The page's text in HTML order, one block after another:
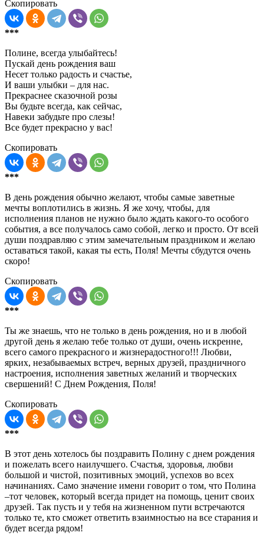
Скопировать
***
Полине, всегда улыбайтесь!
Пускай день рождения ваш
Несет только радость и счастье,
И ваши улыбки – для нас.
Прекраснее сказочной розы
Вы будьте всегда, как сейчас,
Навеки забудьте про слезы!
Все будет прекрасно у вас!
Скопировать
***
В день рождения обычно желают, чтобы самые заветные
мечты воплотились в жизнь. Я же хочу, чтобы, для
исполнения планов не нужно было ждать какого-то особого
события, а все получалось само собой, легко и просто. От всей
души поздравляю с этим замечательным праздником и желаю
оставаться такой, какая ты есть, Поля! Мечты сбудутся очень
скоро!
Скопировать
***
Ты же знаешь, что не только в день рождения, но и в любой
другой день я желаю тебе только от души, очень искренне,
всего самого прекрасного и жизнерадостного!!! Любви,
ярких, незабываемых встреч, верных друзей, праздничного
настроения, исполнения заветных желаний и творческих
свершений! С Днем Рождения, Поля!
Скопировать
***
В этот день хотелось бы поздравить Полину с днем рождения
и пожелать всего наилучшего. Счастья, здоровья, любви
большой и чистой, позитивных эмоций, успехов во всех
начинаниях. Само значение имени говорит о том, что Полина
–тот человек, который всегда придет на помощь, ценит своих
друзей. Так пусть и у тебя на жизненном пути встречаются
только те, кто сможет ответить взаимностью на все старания и
будет всегда рядом!